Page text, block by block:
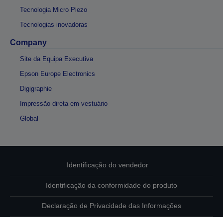
Tecnologia Micro Piezo
Tecnologias inovadoras
Company
Site da Equipa Executiva
Epson Europe Electronics
Digigraphie
Impressão direta em vestuário
Global
Identificação do vendedor
Identificação da conformidade do produto
Declaração de Privacidade das Informações